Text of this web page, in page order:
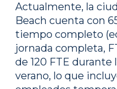
Actualmente, la
Beach cuenta con
tiempo completo
jornada completa,
de 120 FTE durante
verano, lo que